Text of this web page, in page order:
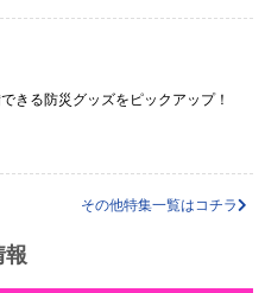
きる防災グッズをピックアップ！
その他特集一覧はコチラ
報